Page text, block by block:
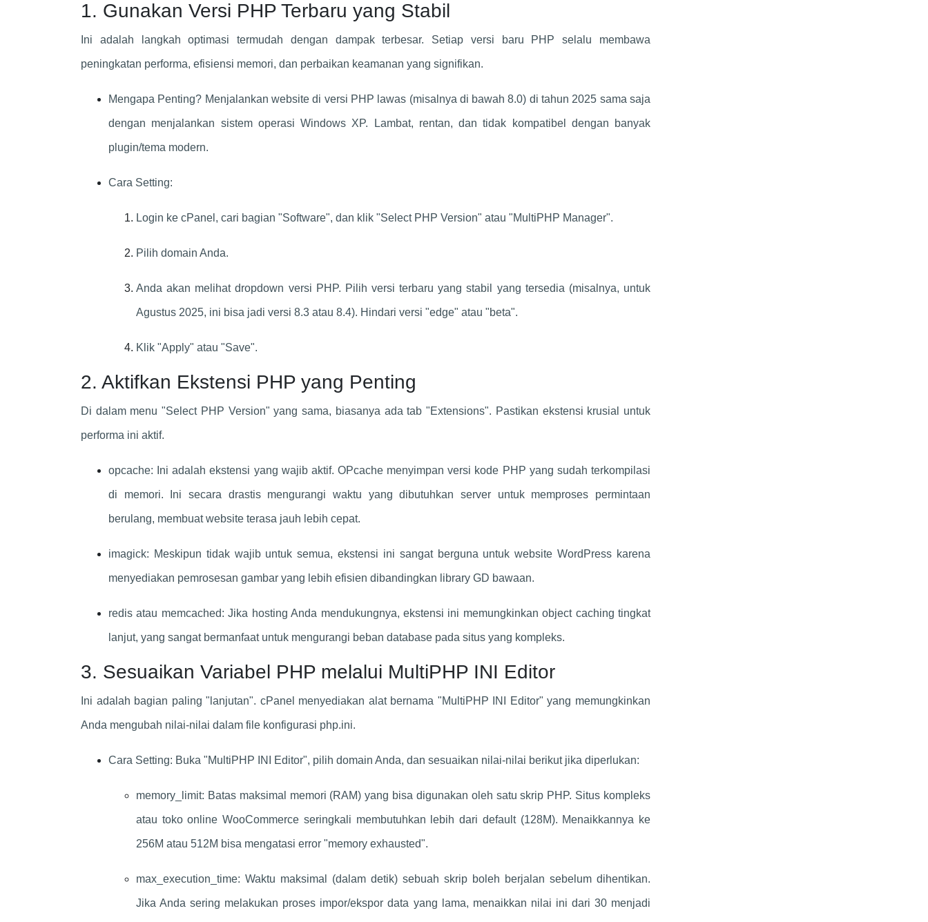
1. Gunakan Versi PHP Terbaru yang Stabil
Ini adalah langkah optimasi termudah dengan dampak terbesar. Setiap versi baru PHP selalu membawa
peningkatan performa, efisiensi memori, dan perbaikan keamanan yang signifikan.
Mengapa Penting? Menjalankan website di versi PHP lawas (misalnya di bawah 8.0) di tahun 2025 sama saja
dengan menjalankan sistem operasi Windows XP. Lambat, rentan, dan tidak kompatibel dengan banyak
plugin/tema modern.
Cara Setting:
Login ke cPanel, cari bagian "Software", dan klik "Select PHP Version" atau "MultiPHP Manager".
Pilih domain Anda.
Anda akan melihat dropdown versi PHP. Pilih versi terbaru yang stabil yang tersedia (misalnya, untuk
Agustus 2025, ini bisa jadi versi 8.3 atau 8.4). Hindari versi "edge" atau "beta".
Klik "Apply" atau "Save".
2. Aktifkan Ekstensi PHP yang Penting
Di dalam menu "Select PHP Version" yang sama, biasanya ada tab "Extensions". Pastikan ekstensi krusial untuk
performa ini aktif.
opcache: Ini adalah ekstensi yang wajib aktif. OPcache menyimpan versi kode PHP yang sudah terkompilasi
di memori. Ini secara drastis mengurangi waktu yang dibutuhkan server untuk memproses permintaan
berulang, membuat website terasa jauh lebih cepat.
imagick: Meskipun tidak wajib untuk semua, ekstensi ini sangat berguna untuk website WordPress karena
menyediakan pemrosesan gambar yang lebih efisien dibandingkan library GD bawaan.
redis atau memcached: Jika hosting Anda mendukungnya, ekstensi ini memungkinkan object caching tingkat
lanjut, yang sangat bermanfaat untuk mengurangi beban database pada situs yang kompleks.
3. Sesuaikan Variabel PHP melalui MultiPHP INI Editor
Ini adalah bagian paling "lanjutan". cPanel menyediakan alat bernama "MultiPHP INI Editor" yang memungkinkan
Anda mengubah nilai-nilai dalam file konfigurasi php.ini.
Cara Setting: Buka "MultiPHP INI Editor", pilih domain Anda, dan sesuaikan nilai-nilai berikut jika diperlukan:
memory_limit: Batas maksimal memori (RAM) yang bisa digunakan oleh satu skrip PHP. Situs kompleks
atau toko online WooCommerce seringkali membutuhkan lebih dari default (128M). Menaikkannya ke
256M atau 512M bisa mengatasi error "memory exhausted".
max_execution_time: Waktu maksimal (dalam detik) sebuah skrip boleh berjalan sebelum dihentikan.
Jika Anda sering melakukan proses impor/ekspor data yang lama, menaikkan nilai ini dari 30 menjadi